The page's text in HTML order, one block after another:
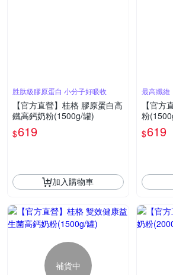
胜肽級膠原蛋白 小分子好吸收
【官方直營】桂格 膠原蛋白高
鐵高鈣奶粉(1500g/罐)
$619
加入購物車
最高纖維
攝取量
【官方
粉
$619
補貨中